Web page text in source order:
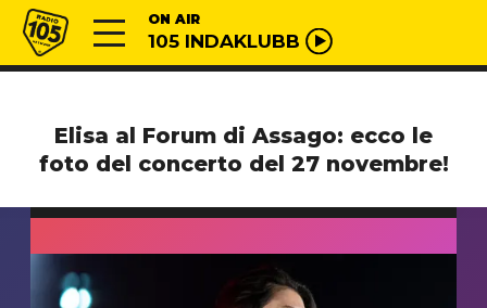
Vai al contenuto
Radio 105 ON AIR
105 INDAKLUBB
Elisa al Forum di Assago: ecco le
foto del concerto del 27 novembre!